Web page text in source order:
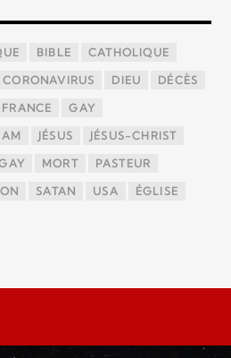
BIBLE CATHOLIQUE
CORONAVIRUS DIEU DÉCÈS
FRANCE GAY
JÉSUS JÉSUS-CHRIST
MORT PASTEUR
SATAN USA ÉGLISE